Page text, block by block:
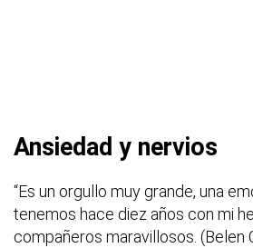
Ansiedad y nervios
“Es un orgullo muy grande, una
tenemos hace diez años con mi
compañeros maravillosos. (Belen